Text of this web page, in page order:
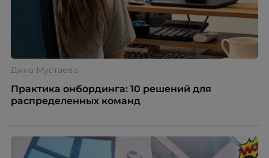
Дина Мустаева
Практика онбординга: 10 решений для
распределенных команд